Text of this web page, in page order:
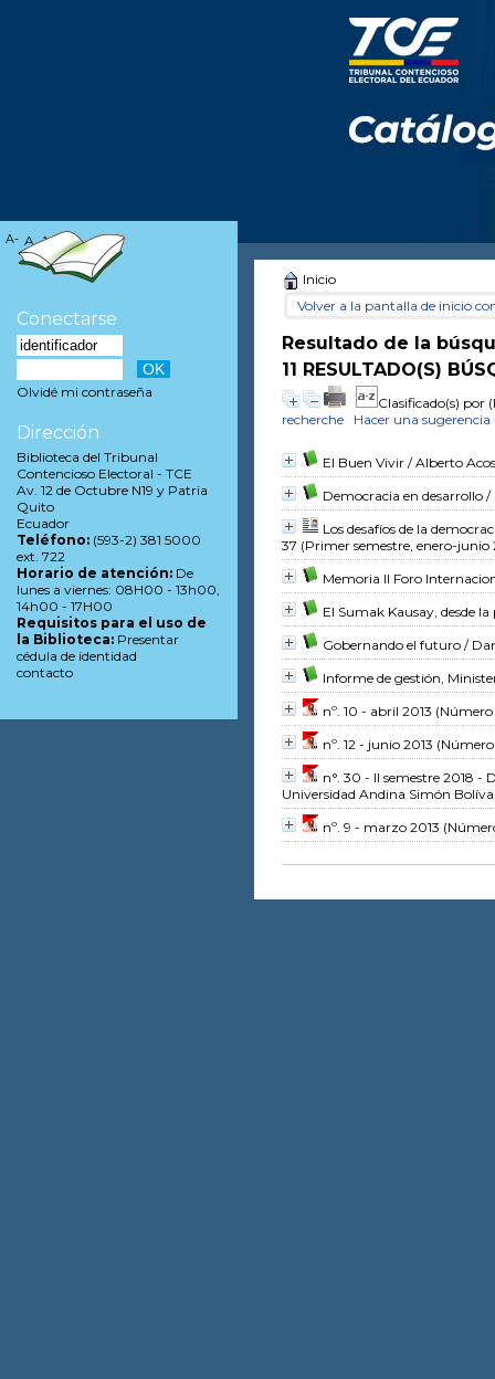
Inicio
Volver a la pantalla de inicio
Resultado de la
11 RESULTADO(S)
Clasificado(s) por
recherche
Hacer una sugerencia
El Buen Vivir / Alberto
Democracia en desarrollo /
Los desafíos de la
37 (Primer semestre, enero-junio
Memoria II Foro
El Sumak Kausay, desde
Gobernando el futuro /
Informe de gestión,
nº. 10 - abril 2013 (Número
nº. 12 - junio 2013 (Número
n°. 30 - II semestre 2018 -
Universidad Andina Simón
nº. 9 - marzo 2013
A- A A+
Conectarse
Olvidé mi contraseña
Dirección
Biblioteca del Tribunal
Contencioso Electoral - TCE
Av. 12 de Octubre N19 y Patria
Quito
Ecuador
Teléfono: (593-2) 381 5000
ext. 722
Horario de atención: De
lunes a viernes: 08H00 - 13h00,
14h00 - 17H00
Requisitos para el uso de
la Biblioteca: Presentar
cédula de identidad
contacto